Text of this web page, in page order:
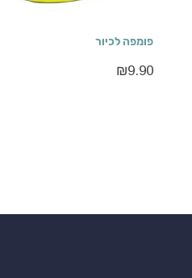
פומפה לכיור
₪9.90